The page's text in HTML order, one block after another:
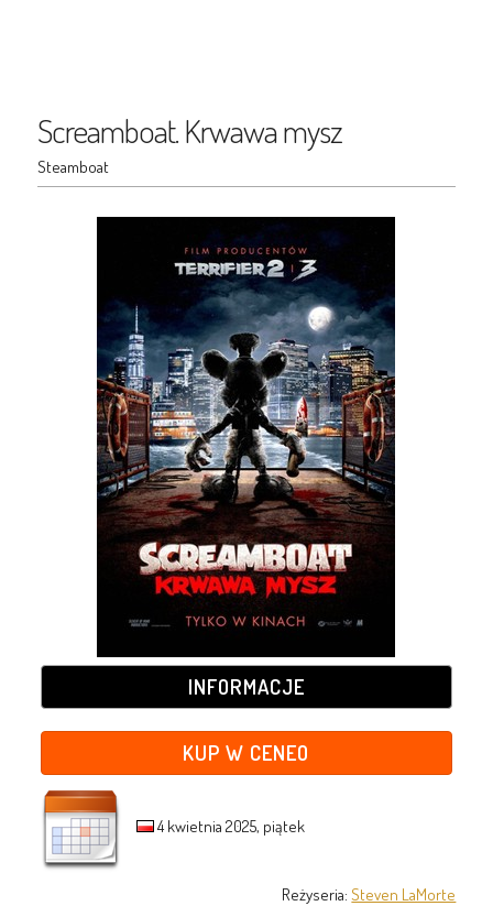
Screamboat. Krwawa mysz
Steamboat
INFORMACJE
KUP W CENEO
4 kwietnia 2025, piątek
Reżyseria:Steven LaMorte